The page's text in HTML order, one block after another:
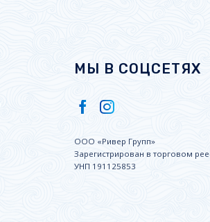
МЫ В СОЦСЕТЯХ
ООО «Ривер Групп»
Зарегистрирован в торговом
УНП 191125853